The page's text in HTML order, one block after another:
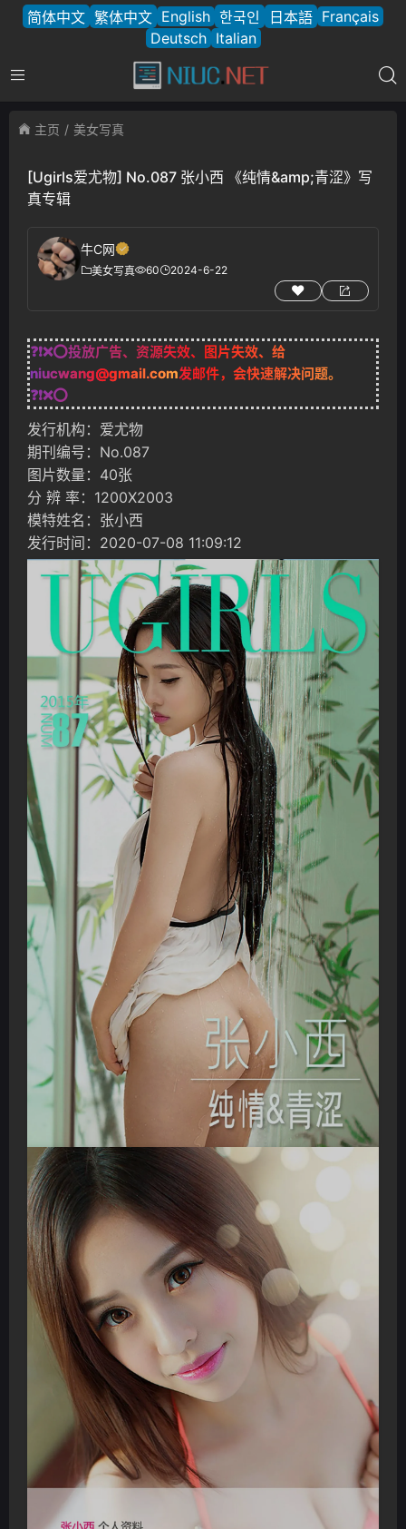
简体中文 繁体中文 English 한국인 日本語 Français
Deutsch Italian
主页 美女写真
[Ugirls爱尤物] No.087 张小西 《纯情&amp;青涩》写
真专辑
牛C网
美女写真 60 2024-6-22
❓❗❌⭕投放广告、资源失效、图片失效、给
niucwang@gmail.com发邮件，会快速解决问题。
❓❗❌⭕
发行机构：爱尤物
期刊编号：No.087
图片数量：40张
分 辨 率：1200X2003
模特姓名：张小西
发行时间：2020-07-08 11:09:12